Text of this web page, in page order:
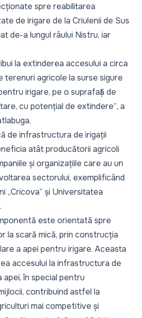
spre reabilitarea
de irigare de la Criulenii de Sus
de-a lungul râului Nistru, iar
la extinderea accesului a circa
terenuri agricole la surse sigure
irigare, pe o suprafață de
cu potențial de extindere”, a
de infrastructura de irigații
atât producătorii agricoli
și organizațiile care au un
sectorului, exemplificând
„Cricova” și Universitatea
este orientată spre
la scară mică, prin construcția
a apei pentru irigare. Aceasta
accesului la infrastructura de
în special pentru
contribuind astfel la
mai competitive și